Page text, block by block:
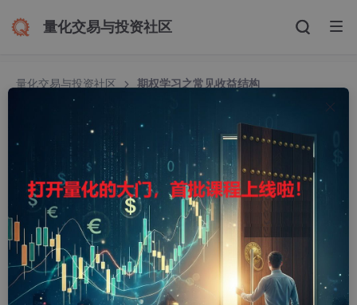
量化交易与投资社区
量化交易与投资社区 期权学习之常见收益结构
期权学习之常见收益结构
qcyfred
8526人浏览 · 2018-08-16 16:59:26
在教科书中，看涨期权收益结构图里，当标的价格大于行权价时，
收益曲线的斜率是1。
在实际购买的时候，斜率会随着购买的张数而变化。